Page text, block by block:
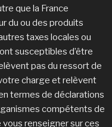
que la France
du ou des produits
taxes locales ou
susceptibles d’être
pas du ressort de
charge et relèvent
termes de déclarations
compétents de
renseigner sur ces